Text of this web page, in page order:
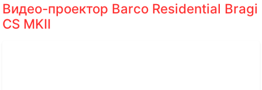
Видео-проектор Barco Residential Bragi
CS MKII